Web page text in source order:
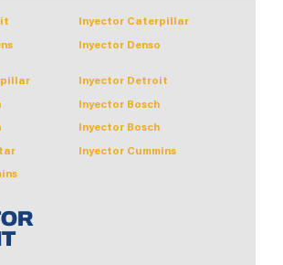
.Inyector Caterpillar
.Inyector Denso
.Inyector Detroit
.Inyector Bosch
.Inyector Bosch
.Inyector Cummins